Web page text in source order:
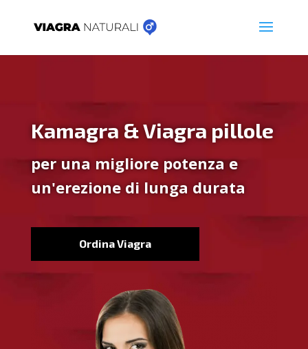
Kamagra & Viagra pillole
per una migliore potenza e
un'erezione di lunga durata
Ordina Viagra